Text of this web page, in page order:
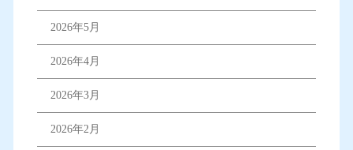
2026年5月
2026年4月
2026年3月
2026年2月